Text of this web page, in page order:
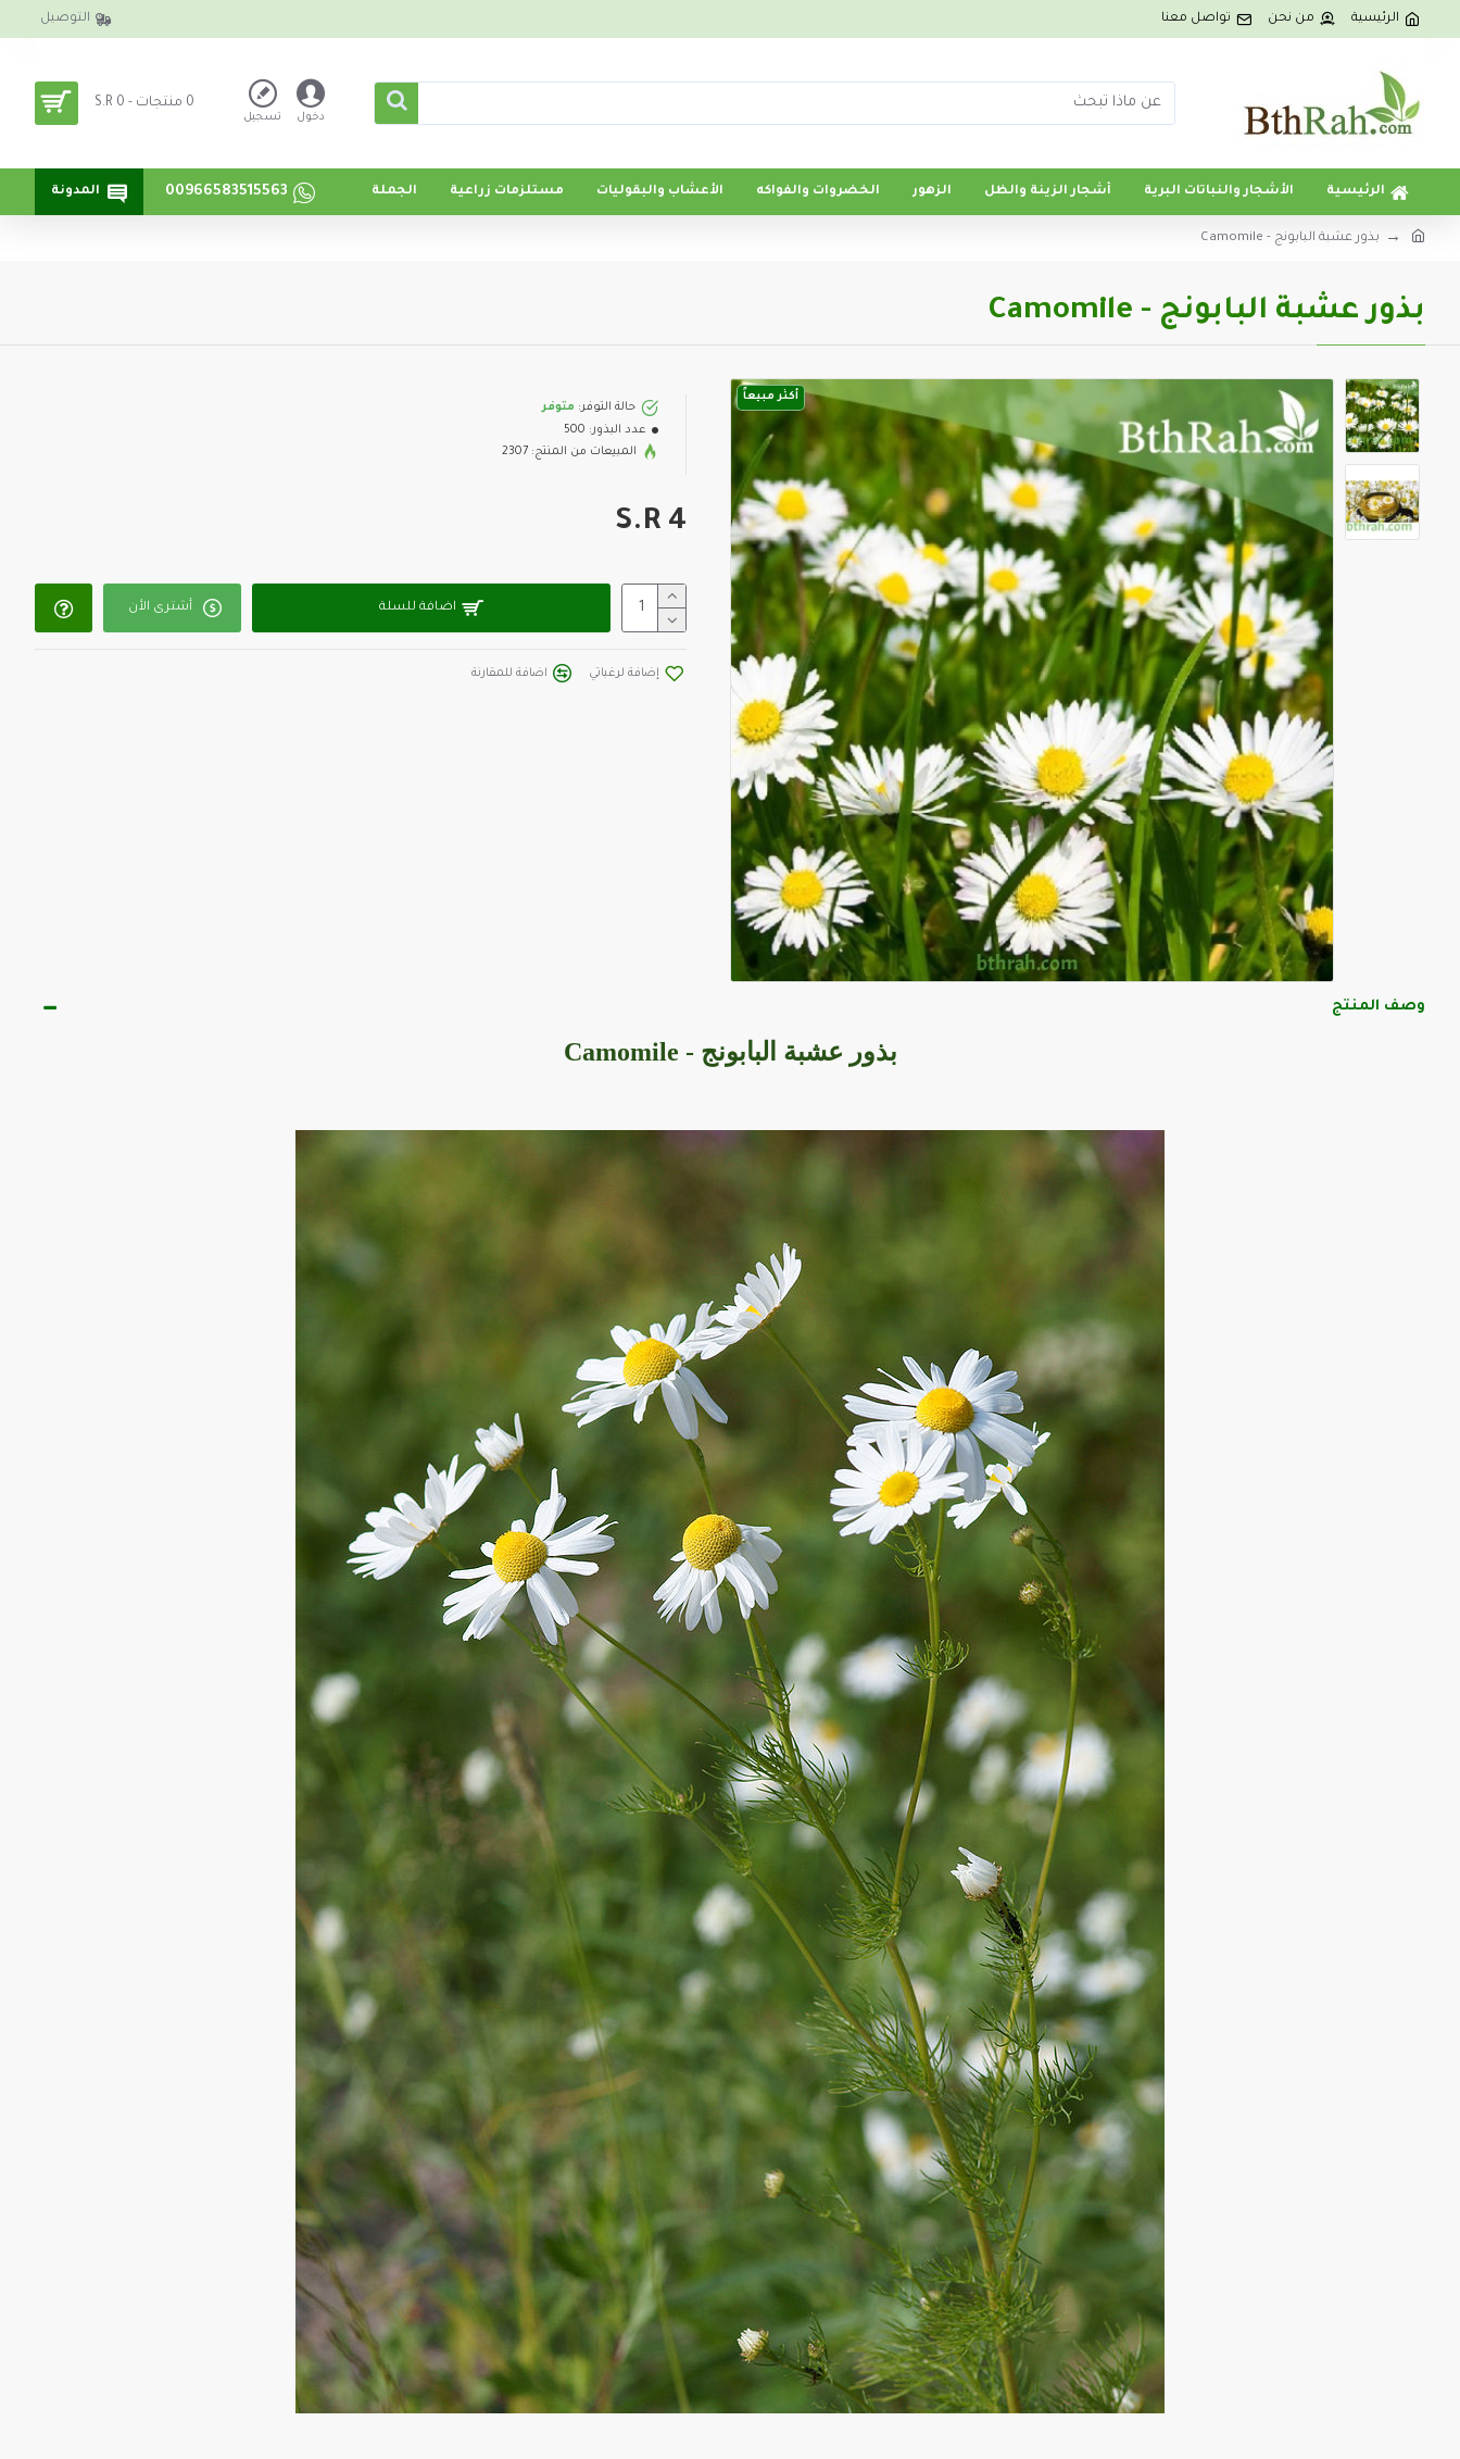
الرئيسية من نحن تواصل معنا التوصيل
دخول تسجيل
0 منتجات - S.R 0
الرئيسية الأشجار والنباتات البرية أشجار الزينة والظل الزهور الخضروات والفواكه الأعشاب والبقوليات مستلزمات زراعية الجملة 00966583515563 المدونة
بذور عشبة البابونج - Camomile
بذور عشبة البابونج - Camomile
أكثر مبيعاً
حالة التوفر: متوفر
عدد البذور: 500
المبيعات من المنتج: 2307
S.R 4
اضافة للسلة أشترى الأن
إضافة لرغباتي اضافة للمقارنة
وصف المنتج
بذور عشبة البابونج - Camomile